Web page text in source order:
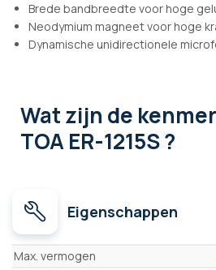
Brede bandbreedte voor hoge
Neodymium magneet voor hoge
Dynamische unidirectionele
Wat zijn de
TOA ER-1215S ?
Eigenschappen
Eigenschappen
Max. vermogen